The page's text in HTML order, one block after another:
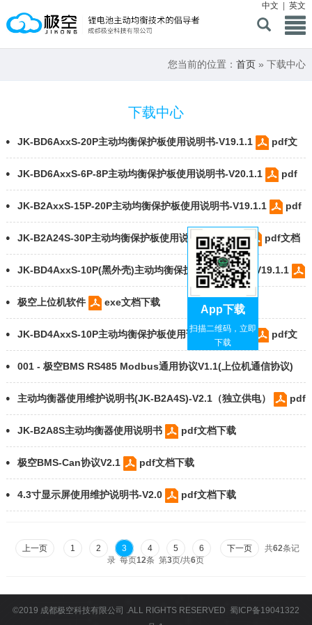
中文 |英文
您当前的位置：首页 » 下载中心
下载中心
JK-BD6AxxS-20P主动均衡保护板使用说明书-V19.1.1
pdf文
档下载
JK-BD6AxxS-6P-8P主动均衡保护板使用说明书-V20.1.1
pdf
文档下载
JK-B2AxxS-15P-20P主动均衡保护板使用说明书-V19.1.1
pdf
文档下载
JK-B2A24S-30P主动均衡保护板使用说明书-V19.0.2
pdf文档
下载
JK-BD4AxxS-10P(黑外壳)主动均衡保护板使用说明书-V19.1.1
pdf文档下载
极空上位机软件
exe文档下载
JK-BD4AxxS-10P主动均衡保护板使用说明书-V19.0.1
pdf文
档下载
001 - 极空BMS RS485 Modbus通用协议V1.1(上位机通信协议)
pdf文档下载
主动均衡器使用维护说明书(JK-B2A4S)-V2.1（独立供电）
pdf
文档下载
JK-B2A8S主动均衡器使用说明书
pdf文档下载
极空BMS-Can协议V2.1 pdf文档下载
4.3寸显示屏使用维护说明书-V2.0 pdf文档下载
上一页 1 2 3 4 5 6 下一页 共62条记
录 每页12条 第3页/共6页
App下载
扫描二维码，立即
下载
©2019 成都极空科技有限公司 .ALL RIGHTS RESERVED 蜀ICP备19041322